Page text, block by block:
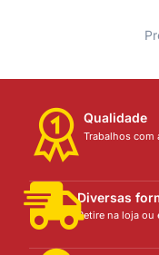
Qualidade
Trabalhos com
Diversas
Retire na loja